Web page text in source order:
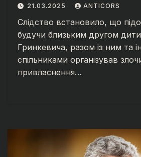
21.03.2025 ANTICORS
Слідство встановило, що
будучи близьким другом
Гринкевича, разом із ним та
спільниками організував
привласнення…